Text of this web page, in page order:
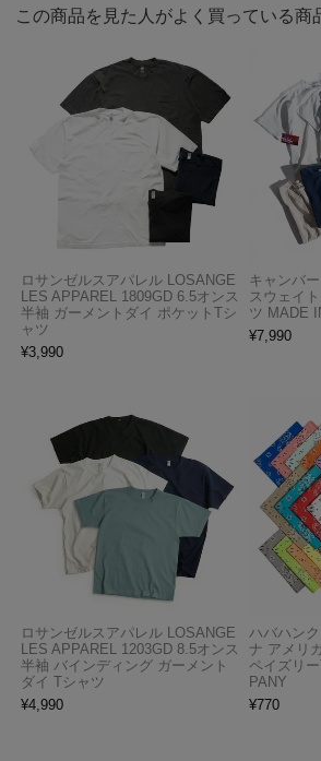
この商品を見た人がよく買っている商
ロサンゼルスアパレル LOSANGE
LES APPAREL 1809GD 6.5オンス
半袖 ガーメントダイ ポケットTシ
ャツ
¥3,990
キャンバ
スウェイ
ツ MADE
¥7,990
ロサンゼルスアパレル LOSANGE
LES APPAREL 1203GD 8.5オンス
半袖 バインディング ガーメント
ダイ Tシャツ
¥4,990
ハバハン
ナ アメリ
ペイズリ
PANY
¥770